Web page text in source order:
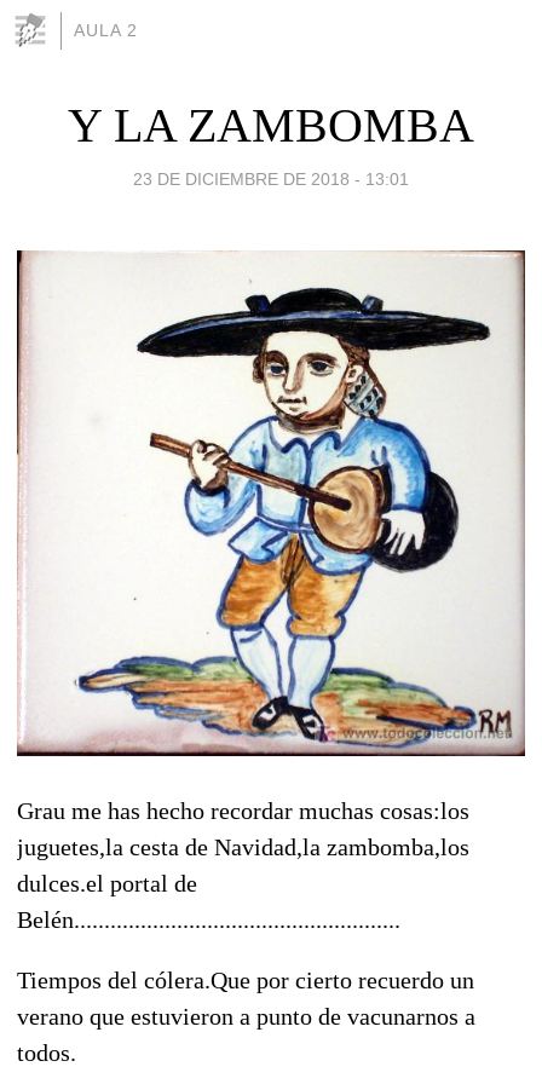
AULA 2
Y LA ZAMBOMBA
23 DE DICIEMBRE DE 2018 - 13:01
Grau me has hecho recordar muchas cosas:los
juguetes,la cesta de Navidad,la zambomba,los
dulces.el portal de
Belén......................................................
Tiempos del cólera.Que por cierto recuerdo un
verano que estuvieron a punto de vacunarnos a
todos.